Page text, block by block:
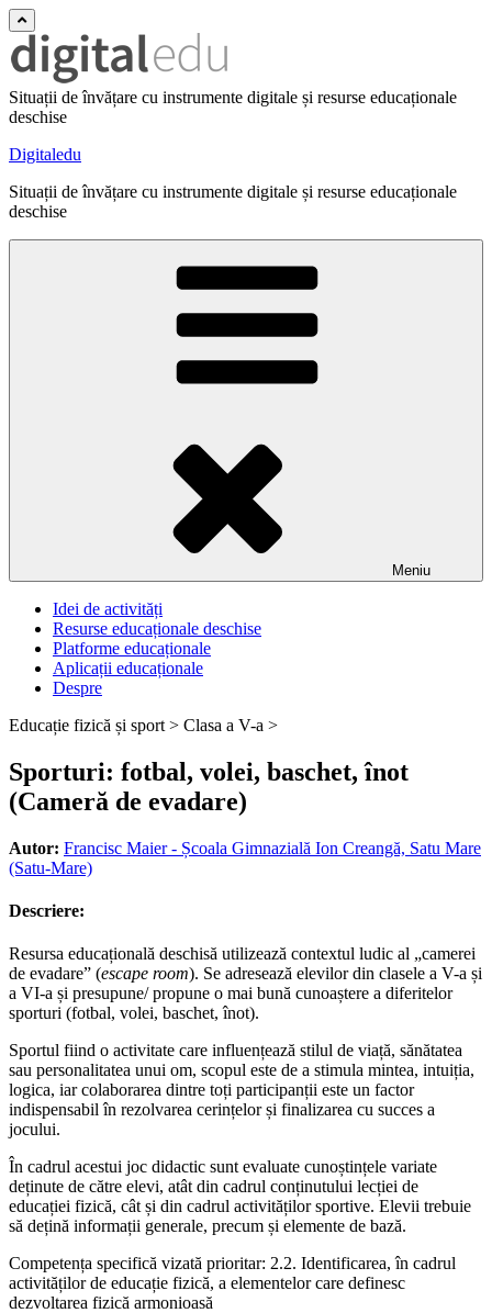
Situații de învățare cu instrumente digitale și resurse educaționale
deschise
Digitaledu
Situații de învățare cu instrumente digitale și resurse educaționale
deschise
Meniu
Idei de activități
Resurse educaționale deschise
Platforme educaționale
Aplicații educaționale
Despre
Educație fizică și sport > Clasa a V-a >
Sporturi: fotbal, volei, baschet, înot
(Cameră de evadare)
Autor: Francisc Maier - Școala Gimnazială Ion Creangă, Satu Mare
(Satu-Mare)
Descriere:
Resursa educațională deschisă utilizează contextul ludic al „camerei
de evadare” (escape room). Se adresează elevilor din clasele a V-a și
a VI-a și presupune/ propune o mai bună cunoaștere a diferitelor
sporturi (fotbal, volei, baschet, înot).
Sportul fiind o activitate care influențează stilul de viață, sănătatea
sau personalitatea unui om, scopul este de a stimula mintea, intuiția,
logica, iar colaborarea dintre toți participanții este un factor
indispensabil în rezolvarea cerințelor și finalizarea cu succes a
jocului.
În cadrul acestui joc didactic sunt evaluate cunoștințele variate
deținute de către elevi, atât din cadrul conținutului lecției de
educației fizică, cât și din cadrul activităților sportive. Elevii trebuie
să dețină informații generale, precum și elemente de bază.
Competența specifică vizată prioritar: 2.2. Identificarea, în cadrul
activităților de educație fizică, a elementelor care definesc
dezvoltarea fizică armonioasă